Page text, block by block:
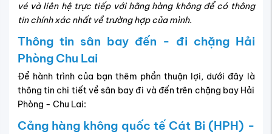
vé và liên hệ trực tiếp với hãng hàng không để có thông
tin chính xác nhất về trường hợp của mình.
Thông tin sân bay đến - đi chặng Hải
Phòng Chu Lai
Để hành trình của bạn thêm phần thuận lợi, dưới đây là
thông tin chi tiết về sân bay đi và đến trên chặng bay Hải
Phòng - Chu Lai:
Cảng hàng không quốc tế Cát Bi (HPH) -